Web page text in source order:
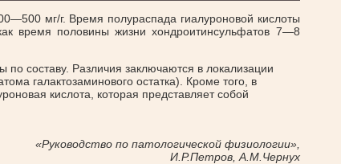
мг/г. Время полураспада гиалуроновой кислоты
время половины жизни хондроитинсульфатов 7—8
составу. Различия заключаются в локализации
галактозаминового остатка). Кроме того, в
кислота, которая представляет собой
«Руководство по патологической физиологии»,
И.Р.Петров, А.М.Чернух